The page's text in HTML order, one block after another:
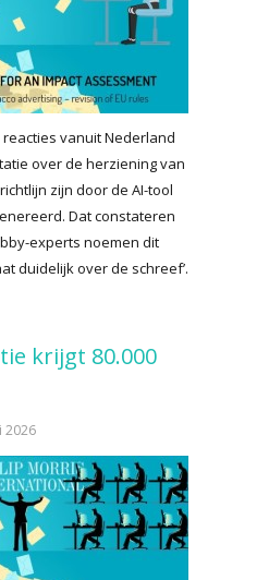
vanuit Nederland
over de herziening van
zijn door de AI-tool
Dat constateren
experts noemen dit
duidelijk over de schreef’.
krijgt 80.000
2026